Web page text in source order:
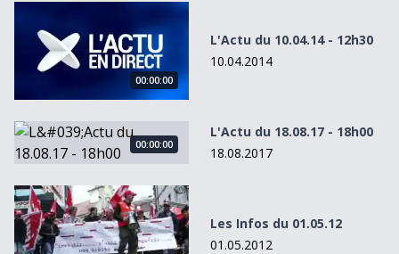
L&#039;Actu du 10.04.14 - 12h30
00:00:00
L'Actu du 10.04.14 - 12h30
10.04.2014
L&#039;Actu du 18.08.17 - 18h00
00:00:00
L'Actu du 18.08.17 - 18h00
18.08.2017
Les Infos du 01.05.12
Les Infos du 01.05.12
01.05.2012